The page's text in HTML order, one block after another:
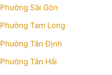
Phường Sài Gòn
Phường Tam Long
Phường Tân Định
Phường Tân Hải